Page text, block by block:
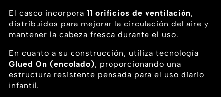
El casco incorpora 11 orificios de ventilación,
distribuidos para mejorar la circulación del aire y
mantener la cabeza fresca durante el uso.
En cuanto a su construcción, utiliza tecnología
Glued On (encolado), proporcionando una
estructura resistente pensada para el uso diario
infantil.